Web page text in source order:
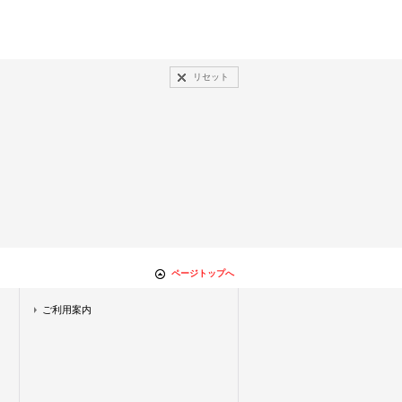
リセット
ページトップへ
ご利用案内